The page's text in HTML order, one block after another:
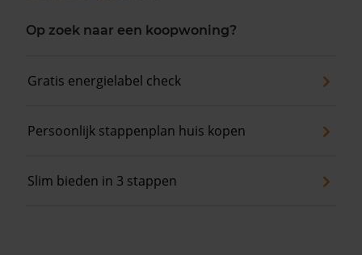
Op zoek naar een koopwoning?
Gratis energielabel check
Persoonlijk stappenplan huis kopen
Slim bieden in 3 stappen